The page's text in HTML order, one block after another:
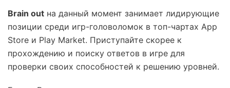
Brain out на данный момент занимает лидирующие
позиции среди игр-головоломок в топ-чартах App
Store и Play Market. Приступайте скорее к
прохождению и поиску ответов в игре для
проверки своих способностей к решению уровней.